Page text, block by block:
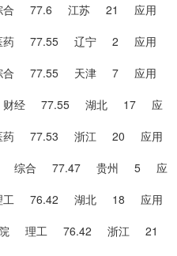
综合 77.6 江苏 21 应用
医药 77.55 辽宁 2 应用
综合 77.55 天津 7 应用
财经 77.55 湖北 17 应
医药 77.53 浙江 20 应用
院 综合 77.47 贵州 5 应
理工 76.42 湖北 18 应用
学院 理工 76.42 浙江 21